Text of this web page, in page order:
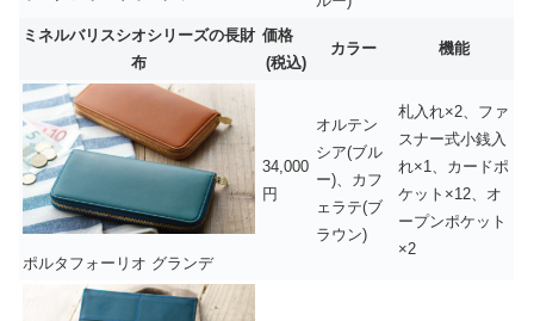
ミネルバリスシオシリーズの長財
布
価格
(税込)
カラー 機能
ポルタフォーリオ グランデ
34,000
円
オルテン
シア(ブル
ー)、カフ
ェラテ(ブ
ラウン)
札入れ×2、ファ
スナー式小銭入
れ×1、カードポ
ケット×12、オ
ープンポケット
×2